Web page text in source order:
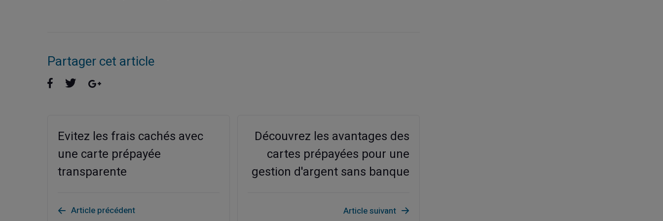
Partager cet article
Evitez les frais cachés avec
une carte prépayée
transparente
Article précédent
Découvrez les avantages des
cartes prépayées pour une
gestion d'argent sans banque
Article suivant